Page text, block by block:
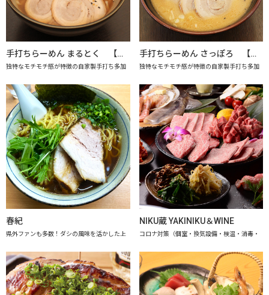
手打ちらーめん まるとく 【上越市地産地消推進の店認定店】
独特なモチモチ感が特徴の自家製手打ち多加
手打ちらーめん さっぽろ 【上越市地産地消推進の店認定店】
独特なモチモチ感が特徴の自家製手打ち多加
春紀
県外ファンも多数！ダシの風味を活かした上
NIKU蔵 YAKINIKU＆WINE
コロナ対策（個室・換気設備・検温・消毒・